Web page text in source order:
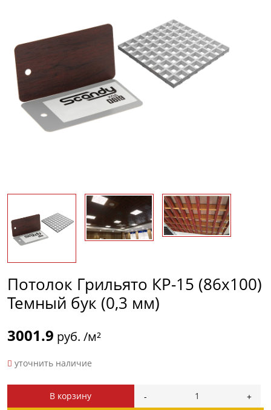
Потолок Грильято КР-15 (86х100)
Темный бук (0,3 мм)
3001.9 руб. /м²
уточнить наличие
В корзину